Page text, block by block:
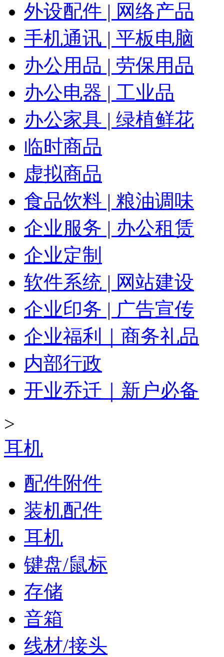
外设配件 | 网络产品
手机通讯 | 平板电脑
办公用品 | 劳保用品
办公电器 | 工业品
办公家具 | 绿植鲜花
临时商品
虚拟商品
食品饮料 | 粮油调味
企业服务 | 办公租赁
企业定制
软件系统 | 网站建设
企业印务 | 广告宣传
企业福利｜商务礼品
内部行政
开业乔迁｜新户必备
>
耳机
配件附件
装机配件
耳机
键盘/鼠标
存储
音箱
线材/接头